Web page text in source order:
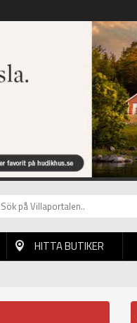
HITTA BUTIKER